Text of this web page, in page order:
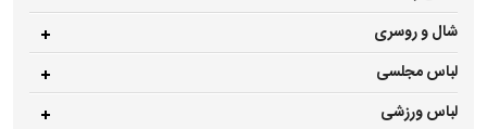
شال و روسری
لباس مجلسی
لباس ورزشی